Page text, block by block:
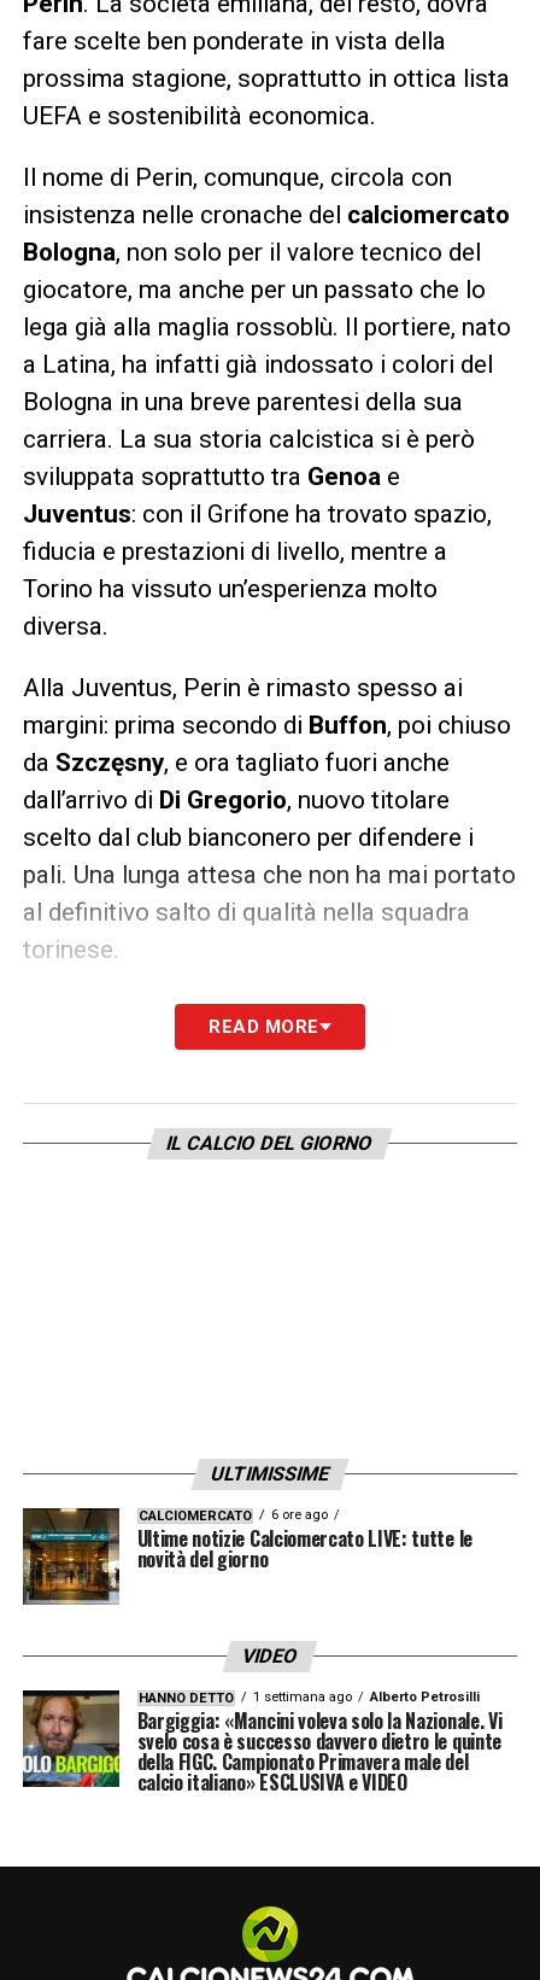
fare scelte ben ponderate in vista della
prossima stagione, soprattutto in ottica lista
UEFA e sostenibilità economica.
Il nome di Perin, comunque, circola con
insistenza nelle cronache del calciomercato
Bologna, non solo per il valore tecnico del
giocatore, ma anche per un passato che lo
lega già alla maglia rossoblù. Il portiere, nato
a Latina, ha infatti già indossato i colori del
Bologna in una breve parentesi della sua
carriera. La sua storia calcistica si è però
sviluppata soprattutto tra Genoa e
Juventus: con il Grifone ha trovato spazio,
fiducia e prestazioni di livello, mentre a
Torino ha vissuto un’esperienza molto
diversa.
Alla Juventus, Perin è rimasto spesso ai
margini: prima secondo di Buffon, poi chiuso
da Szczęsny, e ora tagliato fuori anche
dall’arrivo di Di Gregorio, nuovo titolare
scelto dal club bianconero per difendere i
pali. Una lunga attesa che non ha mai portato
al definitivo salto di qualità nella squadra
torinese.
Ecco perché l’opzione Bologna
rappresenterebbe un’opportunità
portiere è ancora nel pieno della maturità
calcistica e ha voglia di rimettersi in gioco.
LA PLAYLIST DELLE NOSTRE TOP NEWS
READ MORE
IL CALCIO DEL GIORNO
ULTIMISSIME
CALCIOMERCATO 6 ore ago
Ultime notizie Calciomercato LIVE: tutte le
novità del giorno
VIDEO
HANNO DETTO 1 settimana ago Alberto Petrosilli
Bargiggia: «Mancini voleva solo la Nazionale. Vi
svelo cosa è successo davvero dietro le quinte
della FIGC. Campionato Primavera male del
calcio italiano» ESCLUSIVA e VIDEO